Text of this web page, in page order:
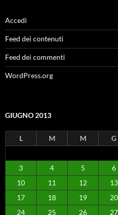
Accedi
Feed dei contenuti
Feed dei commenti
WordPress.org
GIUGNO 2013
L M M G
3
4 5 6
10
11 12 13
17
18 19 20
24
25 26 27